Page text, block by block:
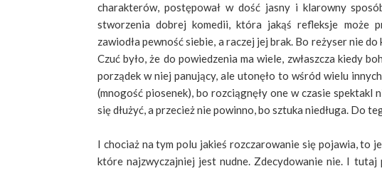
charakterów, postępował w dość jasny i klarowny
stworzenia dobrej komedii, która jakąś refleksje może
zawiodła pewność siebie, a raczej jej brak. Bo reżyser nie
Czuć było, że do powiedzenia ma wiele, zwłaszcza kiedy
porządek w niej panujący, ale utonęło to wśród wielu
(mnogość piosenek), bo rozciągnęły one w czasie spektakl
się dłużyć, a przecież nie powinno, bo sztuka niedługa. Do
I chociaż na tym polu jakieś rozczarowanie się pojawia, to
które najzwyczajniej jest nudne. Zdecydowanie nie. I tutaj